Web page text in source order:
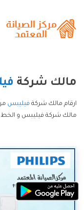
مالك شركة
ارقام مالك شركة فيليبس
مالك شركة فيليبس و